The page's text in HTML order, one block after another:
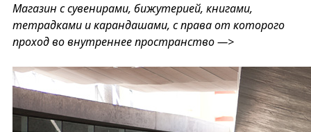
Магазин с сувенирами, бижутерией, книгами,
тетрадками и карандашами, с права от которого
проход во внутреннее пространство —>